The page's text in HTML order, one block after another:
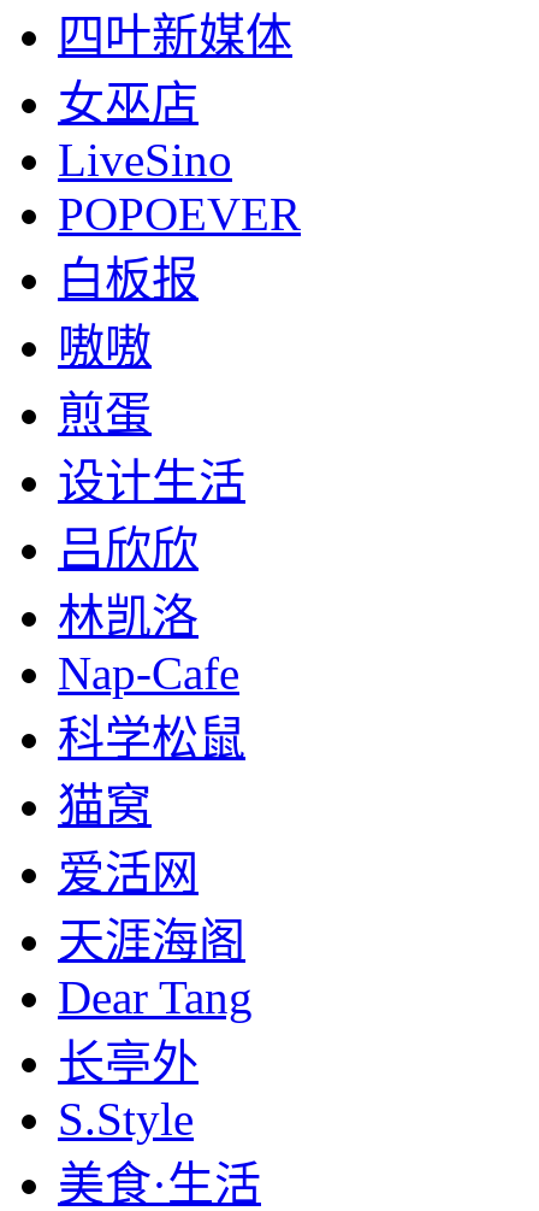
四叶新媒体
女巫店
LiveSino
POPOEVER
白板报
嗷嗷
煎蛋
设计生活
吕欣欣
林凯洛
Nap-Cafe
科学松鼠
猫窝
爱活网
天涯海阁
Dear Tang
长亭外
S.Style
美食·生活